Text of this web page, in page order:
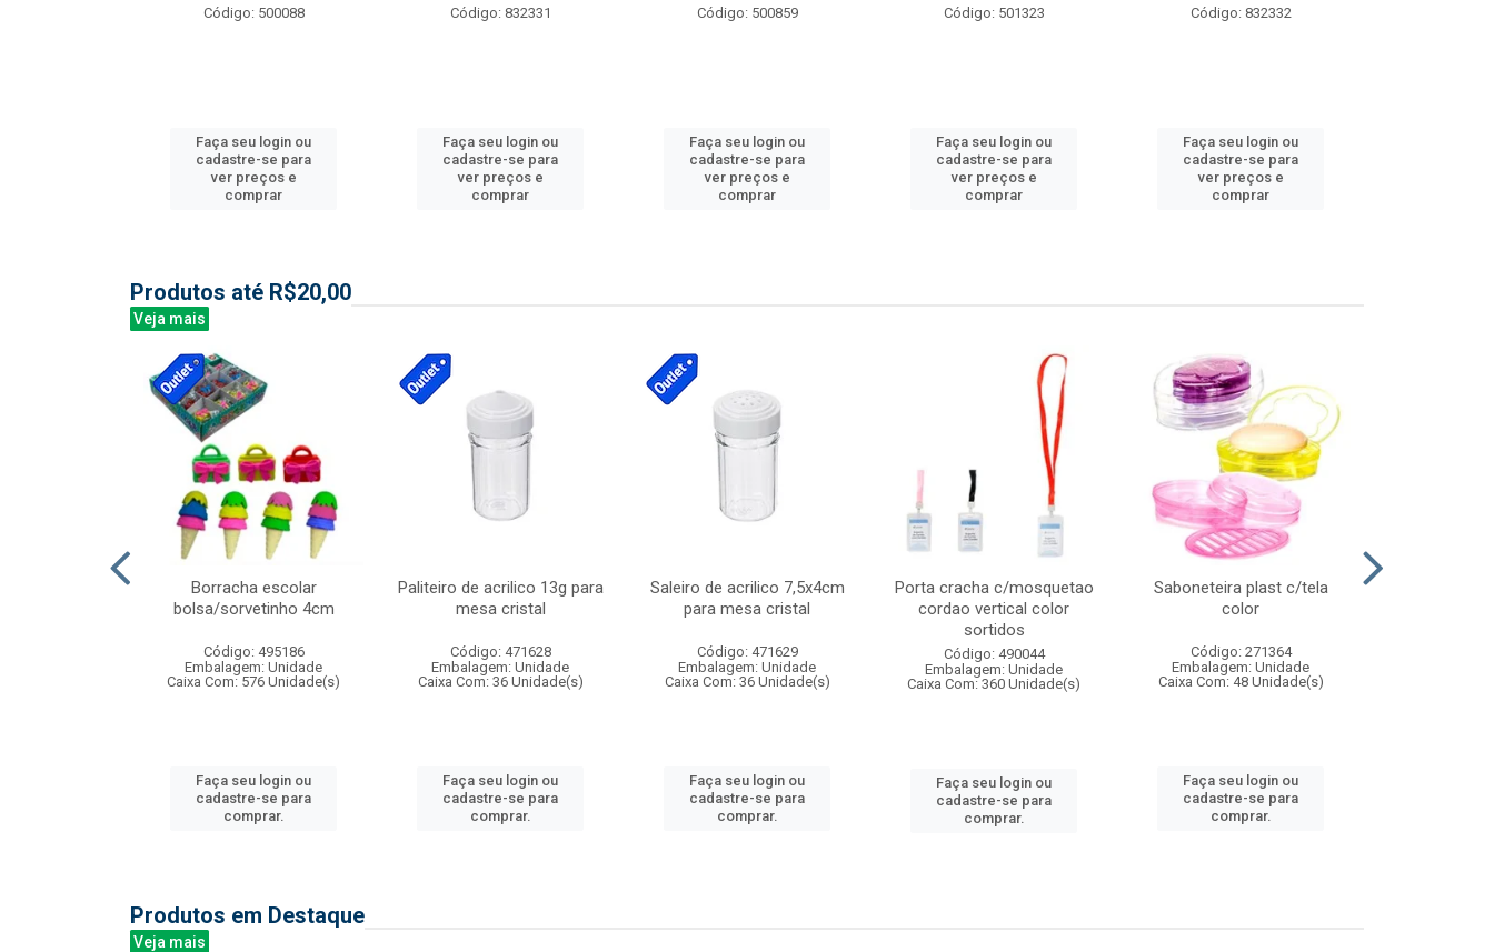
Código: 500088
Faça seu login ou
cadastre-se para
ver preços e
comprar
Código: 832331
Faça seu login ou
cadastre-se para
ver preços e
comprar
Código: 500859
Faça seu login ou
cadastre-se para
ver preços e
comprar
Código: 501323
Faça seu login ou
cadastre-se para
ver preços e
comprar
Código: 832332
Faça seu login ou
cadastre-se para
ver preços e
comprar
Produtos até R$20,00
Veja mais
Borracha escolar
bolsa/sorvetinho 4cm
Código: 495186
Embalagem: Unidade
Caixa Com: 576 Unidade(s)
Faça seu login ou
cadastre-se para
comprar.
Paliteiro de acrilico 13g para
mesa cristal
Código: 471628
Embalagem: Unidade
Caixa Com: 36 Unidade(s)
Faça seu login ou
cadastre-se para
comprar.
Saleiro de acrilico 7,5x4cm
para mesa cristal
Código: 471629
Embalagem: Unidade
Caixa Com: 36 Unidade(s)
Faça seu login ou
cadastre-se para
comprar.
Porta cracha c/mosquetao
cordao vertical color
sortidos
Código: 490044
Embalagem: Unidade
Caixa Com: 360 Unidade(s)
Faça seu login ou
cadastre-se para
comprar.
Saboneteira plast c/tela
color
Código: 271364
Embalagem: Unidade
Caixa Com: 48 Unidade(s)
Faça seu login ou
cadastre-se para
comprar.
Produtos em Destaque
Veja mais